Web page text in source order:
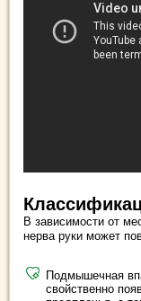
В зависимости от
нерва руки может
Подмышечная
свойственно